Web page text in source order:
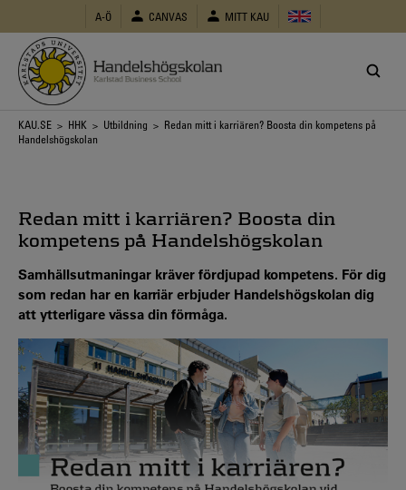
huvudinnehåll
A-Ö CANVAS MITT KAU
Länkstig
KAU.SE > HHK > Utbildning > Redan mitt i karriären? Boosta din kompetens på
Handelshögskolan
Redan mitt i karriären? Boosta din
kompetens på Handelshögskolan
Samhällsutmaningar kräver fördjupad kompetens. För dig
som redan har en karriär erbjuder Handelshögskolan dig
att ytterligare vässa din förmåga.